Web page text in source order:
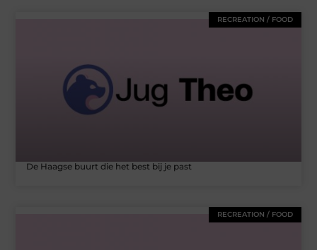
RECREATION / FOOD
De Haagse buurt die het best bij je past
RECREATION / FOOD